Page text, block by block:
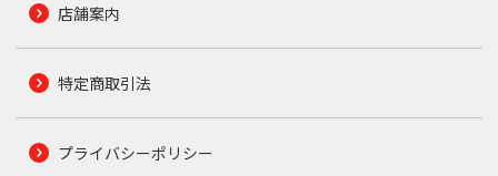
店舗案内
特定商取引法
プライバシーポリシー